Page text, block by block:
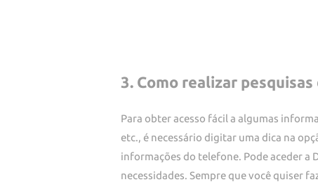
3. Como realizar
Para obter acesso fácil a algumas
etc., é necessário digitar uma dica na
informações do telefone. Pode aceder a
necessidades. Sempre que você quiser